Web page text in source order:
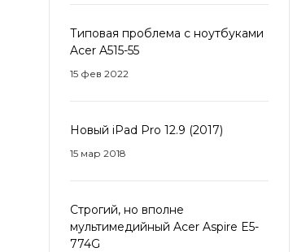
Типовая проблема с ноутбуками
Acer A515-55
15 фев 2022
Новый iPad Pro 12.9 (2017)
15 мар 2018
Строгий, но вполне
мультимедийный Acer Aspire E5-
774G